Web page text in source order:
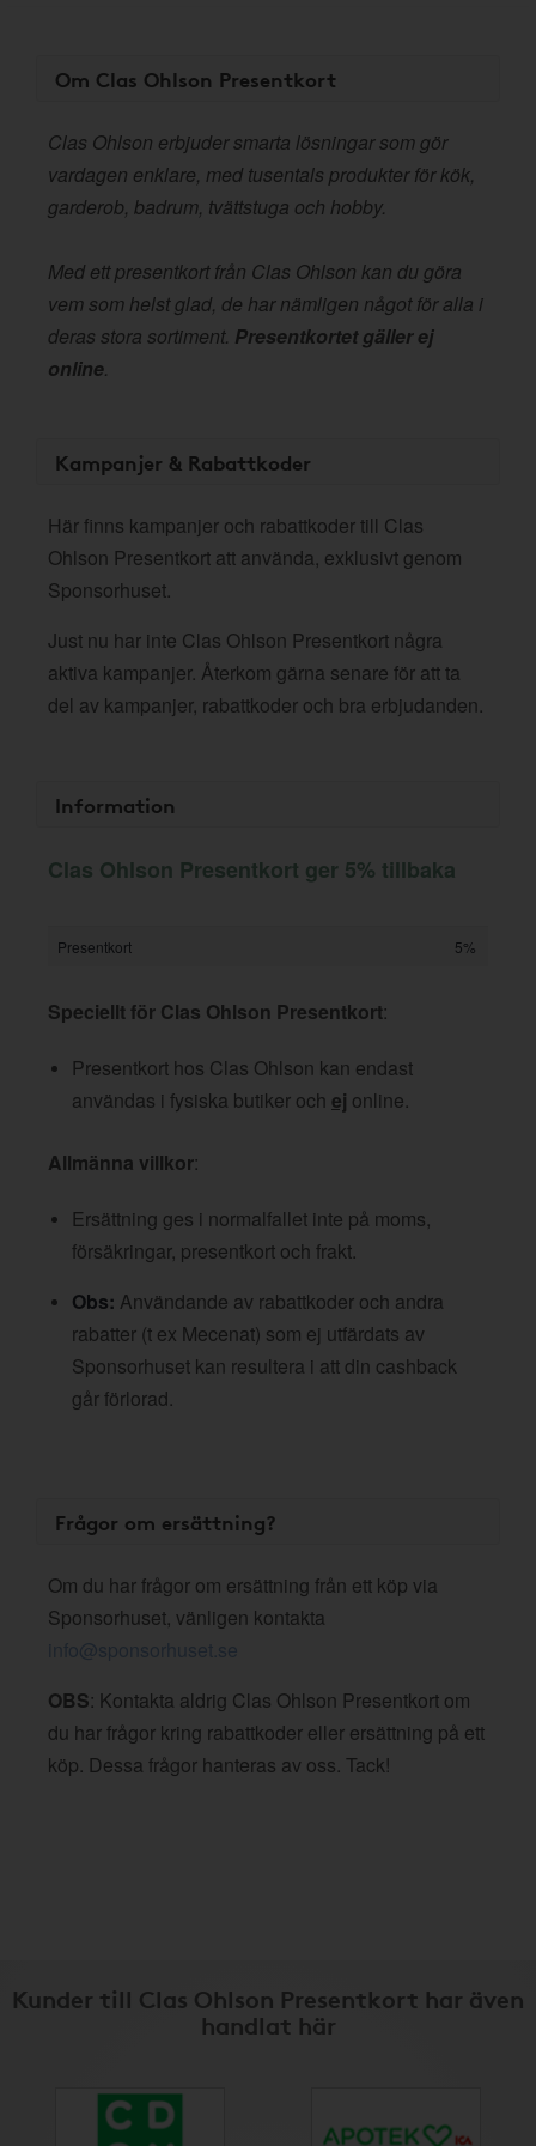
Om Clas Ohlson Presentkort
Clas Ohlson erbjuder smarta lösningar som gör
vardagen enklare, med tusentals produkter för kök,
garderob, badrum, tvättstuga och hobby.
Med ett presentkort från Clas Ohlson kan du göra
vem som helst glad, de har nämligen något för alla i
deras stora sortiment. Presentkortet gäller ej
online.
Kampanjer & Rabattkoder
Här finns kampanjer och rabattkoder till Clas
Ohlson Presentkort att använda, exklusivt genom
Sponsorhuset.
Just nu har inte Clas Ohlson Presentkort några
aktiva kampanjer. Återkom gärna senare för att ta
del av kampanjer, rabattkoder och bra erbjudanden.
Information
Clas Ohlson Presentkort ger 5% tillbaka
Presentkort 5%
Speciellt för Clas Ohlson Presentkort:
Presentkort hos Clas Ohlson kan endast
användas i fysiska butiker och ej online.
Allmänna villkor:
Ersättning ges i normalfallet inte på moms,
försäkringar, presentkort och frakt.
Obs: Användande av rabattkoder och andra
rabatter (t ex Mecenat) som ej utfärdats av
Sponsorhuset kan resultera i att din cashback
går förlorad.
Frågor om ersättning?
Om du har frågor om ersättning från ett köp via
Sponsorhuset, vänligen kontakta
info@sponsorhuset.se
OBS: Kontakta aldrig Clas Ohlson Presentkort om
du har frågor kring rabattkoder eller ersättning på ett
köp. Dessa frågor hanteras av oss. Tack!
Kunder till Clas Ohlson Presentkort har även
handlat här